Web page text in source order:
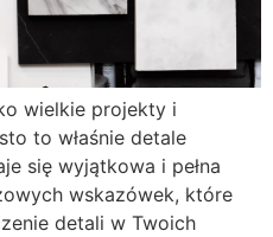
wielkie projekty i
to właśnie detale
się wyjątkowa i pełna
wskazówek, które
detali w Twoich